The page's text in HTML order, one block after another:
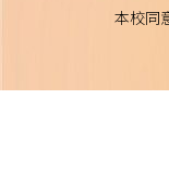
本校同